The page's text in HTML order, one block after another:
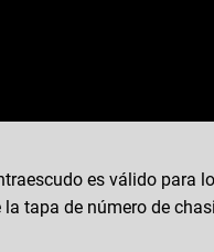
es válido para
tapa de número de